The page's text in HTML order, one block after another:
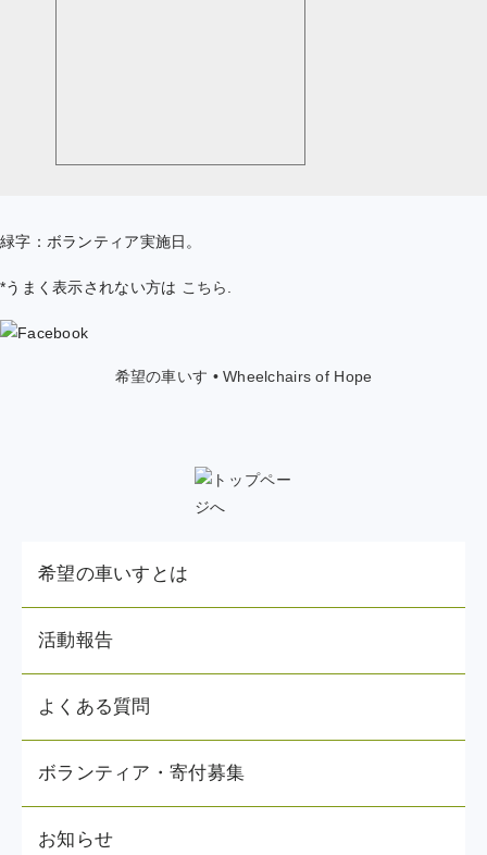
緑字：ボランティア実施日。
*うまく表示されない方は こちら
希望の車いす • Wheelchairs of Hope
希望の車いすとは
活動報告
よくある質問
ボランティア・寄付募集
お知らせ